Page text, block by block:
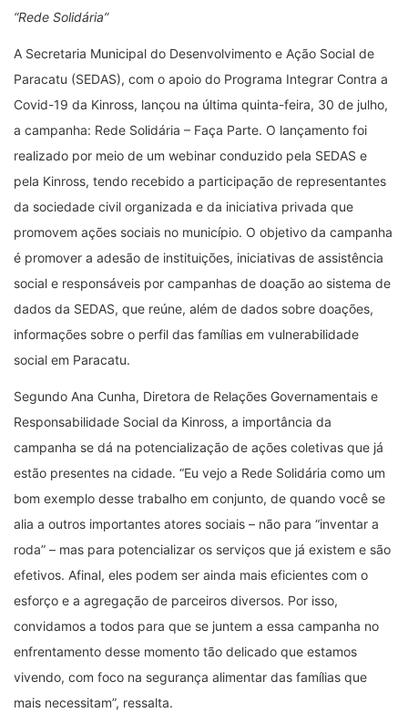
“Rede Solidária”
A Secretaria Municipal do Desenvolvimento e Ação Social de
Paracatu (SEDAS), com o apoio do Programa Integrar Contra a
Covid-19 da Kinross, lançou na última quinta-feira, 30 de julho,
a campanha: Rede Solidária – Faça Parte. O lançamento foi
realizado por meio de um webinar conduzido pela SEDAS e
pela Kinross, tendo recebido a participação de representantes
da sociedade civil organizada e da iniciativa privada que
promovem ações sociais no município. O objetivo da campanha
é promover a adesão de instituições, iniciativas de assistência
social e responsáveis por campanhas de doação ao sistema de
dados da SEDAS, que reúne, além de dados sobre doações,
informações sobre o perfil das famílias em vulnerabilidade
social em Paracatu.
Segundo Ana Cunha, Diretora de Relações Governamentais e
Responsabilidade Social da Kinross, a importância da
campanha se dá na potencialização de ações coletivas que já
estão presentes na cidade. “Eu vejo a Rede Solidária como um
bom exemplo desse trabalho em conjunto, de quando você se
alia a outros importantes atores sociais – não para “inventar a
roda” – mas para potencializar os serviços que já existem e são
efetivos. Afinal, eles podem ser ainda mais eficientes com o
esforço e a agregação de parceiros diversos. Por isso,
convidamos a todos para que se juntem a essa campanha no
enfrentamento desse momento tão delicado que estamos
vivendo, com foco na segurança alimentar das famílias que
mais necessitam”, ressalta.